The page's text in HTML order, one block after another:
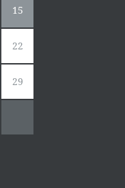
15
22
29